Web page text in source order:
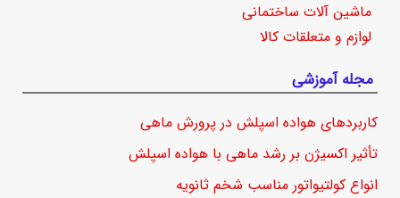
ماشین آلات ساختمانی
لوازم و متعلقات کالا
مجله آموزشی
کاربردهای هواده اسپلش در پرورش ماهی
تأثیر اکسیژن بر رشد ماهی با هواده اسپلش
انواع کولتیواتور مناسب شخم ثانویه